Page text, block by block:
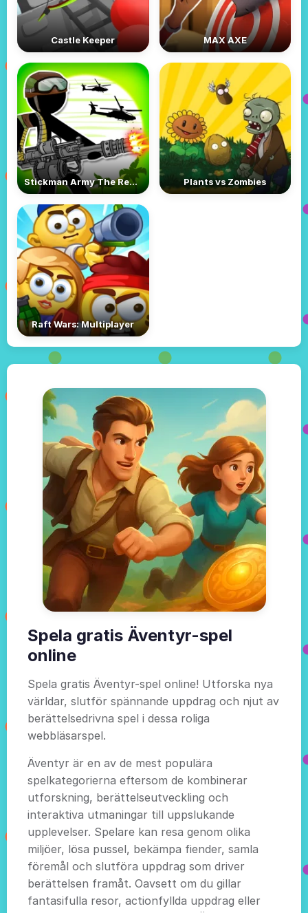
Castle Keeper MAX AXE
Stickman Army The Resistance Plants vs Zombies
Raft Wars: Multiplayer
Spela gratis Äventyr-spel
online
Spela gratis Äventyr-spel online! Utforska nya
världar, slutför spännande uppdrag och njut av
berättelsedrivna spel i dessa roliga
webbläsarspel.
Äventyr är en av de mest populära
spelkategorierna eftersom de kombinerar
utforskning, berättelseutveckling och
interaktiva utmaningar till uppslukande
upplevelser. Spelare kan resa genom olika
miljöer, lösa pussel, bekämpa fiender, samla
föremål och slutföra uppdrag som driver
berättelsen framåt. Oavsett om du gillar
fantasifulla resor, actionfyllda uppdrag eller